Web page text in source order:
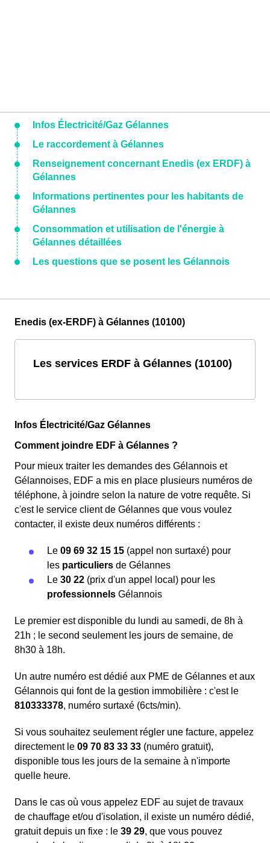
Infos Électricité/Gaz Gélannes
Le raccordement à Gélannes
Renseignement concernant Enedis (ex ERDF) à
Gélannes
Informations pertinentes pour les habitants de
Gélannes
Consommation et utilisation de l'énergie à
Gélannes détaillées
Les questions que se posent les Gélannois
Enedis (ex-ERDF) à Gélannes (10100)
Les services ERDF à Gélannes (10100)
Infos Électricité/Gaz Gélannes
Comment joindre EDF à Gélannes ?
Pour mieux traiter les demandes des Gélannois et
Gélannoises, EDF a mis en place plusieurs numéros de
téléphone, à joindre selon la nature de votre requête. Si
c'est le service client de Gélannes que vous voulez
contacter, il existe deux numéros différents :
Le 09 69 32 15 15 (appel non surtaxé) pour
les particuliers de Gélannes
Le 30 22 (prix d'un appel local) pour les
professionnels Gélannois
Le premier est disponible du lundi au samedi, de 8h à
21h ; le second seulement les jours de semaine, de
8h30 à 18h.
Un autre numéro est dédié aux PME de Gélannes et aux
Gélannois qui font de la gestion immobilière : c'est le
810333378, numéro surtaxé (6cts/min).
Si vous souhaitez seulement régler une facture, appelez
directement le 09 70 83 33 33 (numéro gratuit),
disponible tous les jours de la semaine à n'importe
quelle heure.
Dans le cas où vous appelez EDF au sujet de travaux
de chauffage et/ou d'isolation, il existe un numéro dédié,
gratuit depuis un fixe : le 39 29, que vous pouvez